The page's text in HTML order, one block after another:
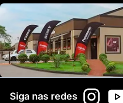
Siga nas redes